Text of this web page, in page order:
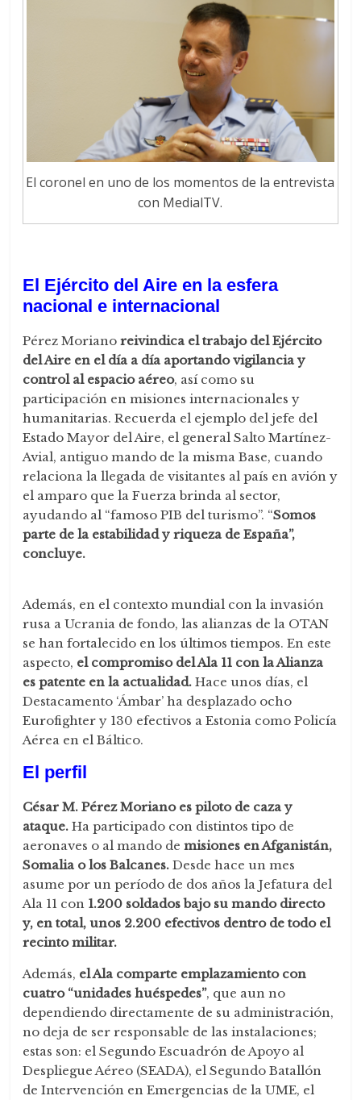
El coronel en uno de los momentos de la entrevista
con MedialTV.
El Ejército del Aire en la esfera
nacional e internacional
Pérez Morianoreivindica el trabajo del Ejército
del Aire en el día a día aportando vigilancia y
control al espacio aéreo, así como su
participación en misiones internacionales y
humanitarias. Recuerda el ejemplo del jefe del
Estado Mayor del Aire, el general Salto Martínez-
Avial, antiguo mando de la misma Base, cuando
relaciona la llegada de visitantes al país en avión y
el amparo que la Fuerza brinda al sector,
ayudando al “famoso PIB del turismo”. “Somos
parte de la estabilidad y riqueza de España”,
concluye.
Además, en el contexto mundial con la invasión
rusa a Ucrania de fondo, las alianzas de la OTAN
se han fortalecido en los últimos tiempos. En este
aspecto, el compromiso del Ala 11 con la Alianza
es patente en la actualidad. Hace unos días, el
Destacamento ‘Ámbar’ ha desplazado ocho
Eurofighter y 130 efectivos a Estonia como Policía
Aérea en el Báltico.
El perfil
César M. Pérez Moriano es piloto de caza y
ataque. Ha participado con distintos tipo de
aeronaves o al mando demisiones en Afganistán,
Somalia o los Balcanes. Desde hace un mes
asume por un período de dos años la Jefatura del
Ala 11 con 1.200 soldados bajo su mando directo
y, en total, unos 2.200 efectivos dentro de todo el
recinto militar.
Además, el Ala comparte emplazamiento con
cuatro “unidades huéspedes”, que aun no
dependiendo directamente de su administración,
no deja de ser responsable de las instalaciones;
estas son: el Segundo Escuadrón de Apoyo al
Despliegue Aéreo (SEADA), el Segundo Batallón
de Intervención en Emergencias de la UME, el